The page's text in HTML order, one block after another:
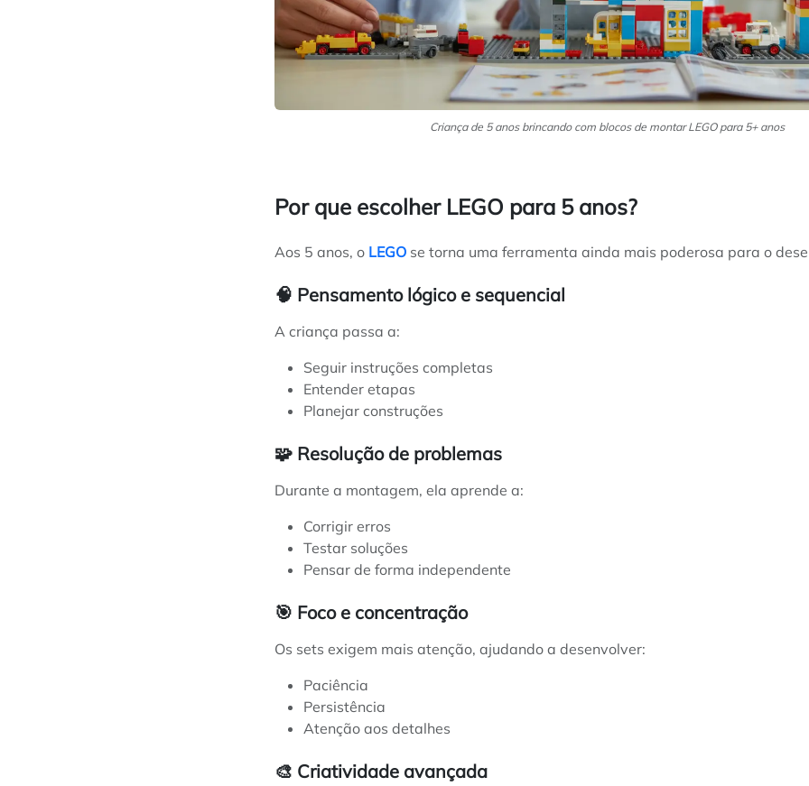
Criança de 5 anos brincando com blocos de montar LEGO para 5+ anos
Por que escolher LEGO para 5 anos?
Aos 5 anos, o LEGO se torna uma ferramenta ainda mais poderosa para o
🧠 Pensamento lógico e sequencial
A criança passa a:
Seguir instruções completas
Entender etapas
Planejar construções
🧩 Resolução de problemas
Durante a montagem, ela aprende a:
Corrigir erros
Testar soluções
Pensar de forma independente
🎯 Foco e concentração
Os sets exigem mais atenção, ajudando a desenvolver:
Paciência
Persistência
Atenção aos detalhes
🎨 Criatividade avançada